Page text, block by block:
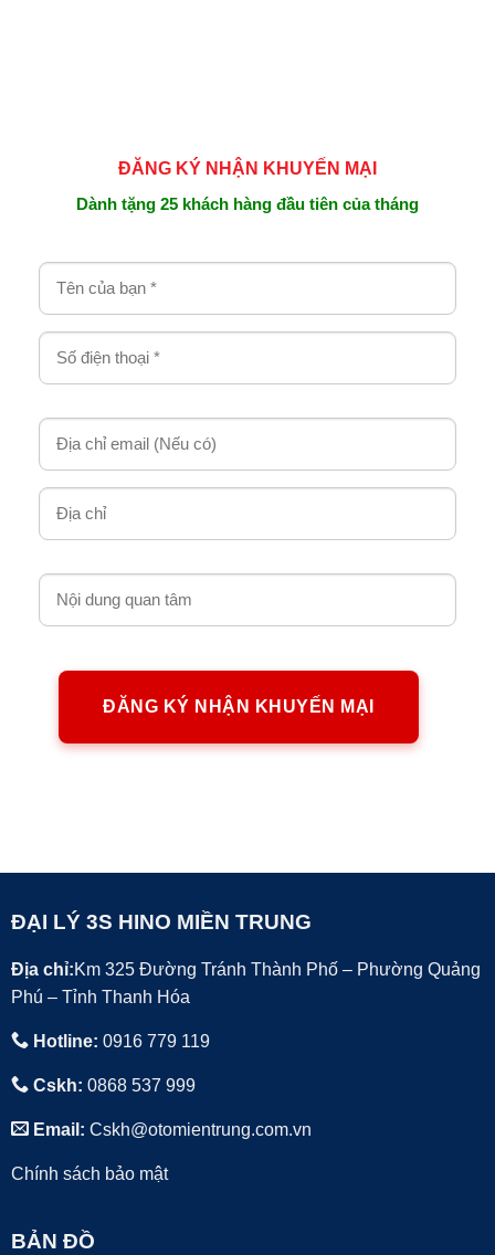
ĐĂNG KÝ NHẬN KHUYẾN MẠI
Dành tặng 25 khách hàng đầu tiên của tháng
ĐẠI LÝ 3S HINO MIỀN TRUNG
Địa chỉ:Km 325 Đường Tránh Thành Phố – Phường Quảng
Phú – Tỉnh Thanh Hóa
Hotline: 0916 779 119
Cskh: 0868 537 999
Email: Cskh@otomientrung.com.vn
Chính sách bảo mật
BẢN ĐỒ